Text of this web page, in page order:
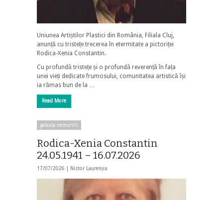
Uniunea Artiștilor Plastici din România, Filiala Cluj,
anunță cu tristețe trecerea în etermitate a pictoriței
Rodica-Xenia Constantin.
Cu profundă tristețe și o profundă reverență în fața
unei vieți dedicate frumosului, comunitatea artistică își
ia rămas bun de la …
Read More
galaxia nemuririi
Rodica-Xenia Constantin
24.05.1941 – 16.07.2026
17/07/2026 | Nistor Laurențiu